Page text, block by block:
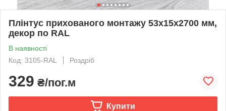
Плінтус прихованого монтажу 53х15х2700 мм,
декор по RAL
В наявності
Код: 3105-RAL
Роздріб
329 ₴/пог.м
Купити